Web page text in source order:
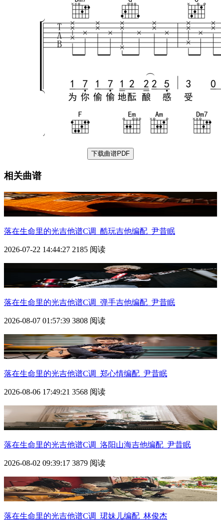
下载曲谱PDF
相关曲谱
落在生命里的光吉他谱C调_酷玩吉他编配_尹昔眠
2026-07-22 14:44:27 2185 阅读
落在生命里的光吉他谱C调_弹手吉他编配_尹昔眠
2026-08-07 01:57:39 3808 阅读
落在生命里的光吉他谱C调_郑心情编配_尹昔眠
2026-08-06 17:49:21 3568 阅读
落在生命里的光吉他谱C调_洛阳山海吉他编配_尹昔眠
2026-08-02 09:39:17 3879 阅读
落在生命里的光吉他谱C调_珺妹儿编配_林俊杰